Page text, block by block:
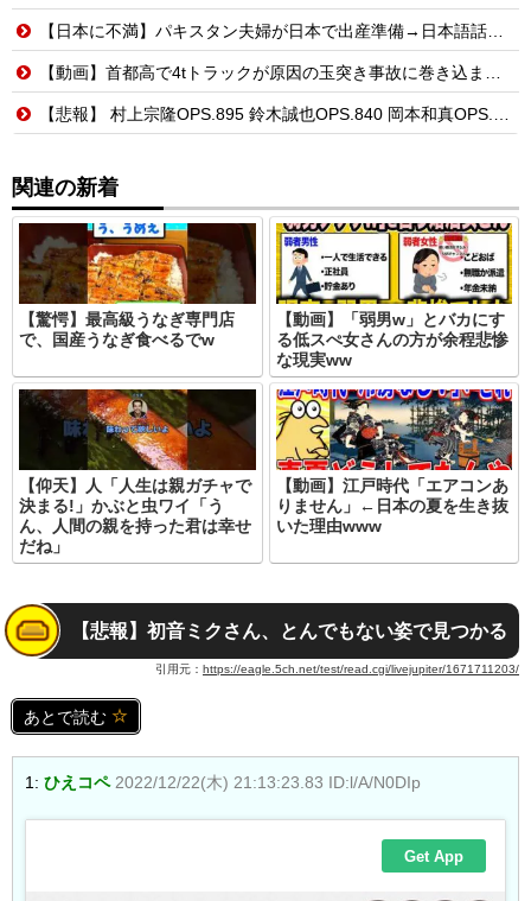
【日本に不満】パキスタン夫婦が日本で出産準備→日本語話せないため病院に断られる
【動画】首都高で4tトラックが原因の玉突き事故に巻き込まれた軽バンの車載。
【悲報】 村上宗隆OPS.895 鈴木誠也OPS.840 岡本和真OPS.742 吉田正尚OPS.740←これ
関連の新着
【驚愕】最高級うなぎ専門店
で、国産うなぎ食べるでw
【動画】「弱男w」とバカにす
る低スぺ女さんの方が余程悲惨
な現実ww
【仰天】人「人生は親ガチャで
決まる!」かぶと虫ワイ「う
ん、人間の親を持った君は幸せ
だね」
【動画】江戸時代「エアコンあ
りません」←日本の夏を生き抜
いた理由www
【悲報】初音ミクさん、とんでもない姿で見つかる
引用元： https://eagle.5ch.net/test/read.cgi/livejupiter/1671711203/
あとで読む
1: ひえコペ 2022/12/22(木) 21:13:23.83 ID:l/A/N0DIp